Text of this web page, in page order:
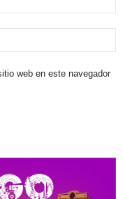
web en este navegador